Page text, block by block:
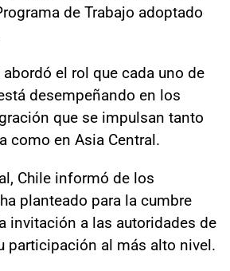
de Trabajo adoptado
el rol que cada uno de
desempeñando en los
que se impulsan tanto
como en Asia Central.
Chile informó de los
planteado para la cumbre
invitación a las autoridades de
participación al más alto nivel.